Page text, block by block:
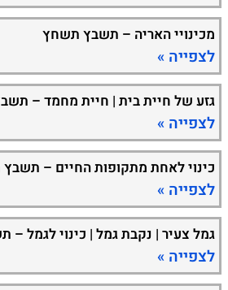
מכינויי האריה – תשבץ תשחץ
לצפייה »
גזע של חיית בית | חיית מחמד –
לצפייה »
כינוי לאחת מתקופות החיים –
לצפייה »
גמל צעיר | נקבת גמל | כינוי לגמל
לצפייה »